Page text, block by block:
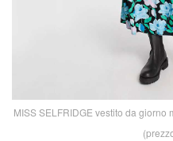
MISS SELFRIDGE vestito da